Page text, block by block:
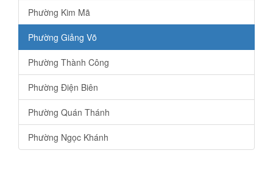
Phường Kim Mã
Phường Giảng Võ
Phường Thành Công
Phường Điện Biên
Phường Quán Thánh
Phường Ngọc Khánh